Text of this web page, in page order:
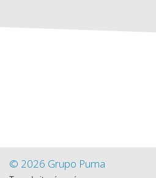
© 2026 Grupo Puma